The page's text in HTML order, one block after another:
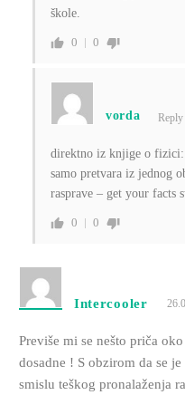
škole.
0 0
vorda
direktno iz knjige o fizici:
samo pretvara iz jednog
rasprave – get your facts
0 0
Intercooler
Previše mi se nešto priča
dosadne ! S obzirom da se
smislu teškog pronalaženja